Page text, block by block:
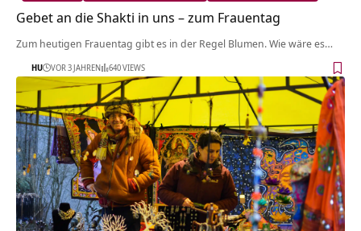
Gebet an die Shakti in uns – zum Frauentag
Zum heutigen Frauentag gibt es in der Regel Blumen. Wie wäre es…
HU VOR 3 JAHREN 640 VIEWS